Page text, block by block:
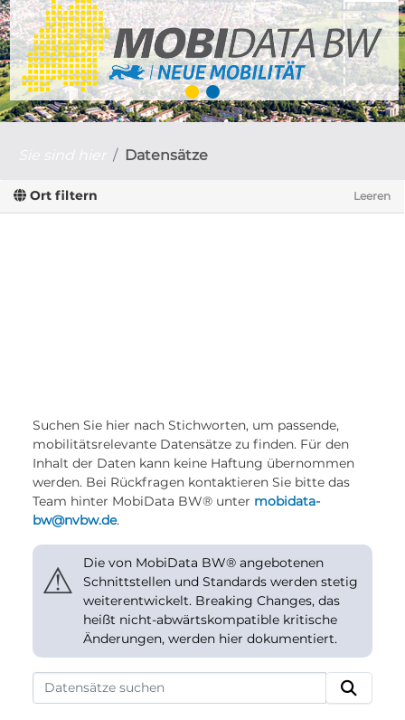
Datensätze
Ort filtern Leeren
Suchen Sie hier nach Stichworten, um passende,
mobilitätsrelevante Datensätze zu finden. Für den
Inhalt der Daten kann keine Haftung übernommen
werden. Bei Rückfragen kontaktieren Sie bitte das
Team hinter MobiData BW® unter mobidata-
bw@nvbw.de.
⚠
Die von MobiData BW® angebotenen
Schnittstellen und Standards werden stetig
weiterentwickelt. Breaking Changes, das
heißt nicht-abwärtskompatible kritische
Änderungen, werden hier dokumentiert.